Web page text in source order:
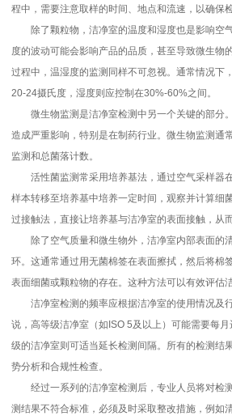
程中，需要注意取样的时间、地点和流速，以确保
除了颗粒物，洁净室的温度和湿度也是影响空
度的波动可能会影响产品的品质，甚至导致微生物
过程中，温湿度的监测同样不可忽视。通常情况下
20-24摄氏度，湿度则应控制在30%-60%之间。
微生物监测是洁净室检测中另一个关键的部分
造成严重影响，特别是在制药行业。微生物监测通
监测和总菌落计数。
活性菌监测常采用培养基法，通过空气采样器
样本转移至培养基中培养一定时间，观察并计算细
过接触法，直接让培养基与洁净室的表面接触，从
除了空气质量和微生物外，洁净室内部表面的
环。这通常通过用无菌棉签在表面擦拭，然后将棉
表面细菌或颗粒物的存在。这种方法可以有效评估
洁净室检测的频率应根据洁净室的使用情况及
说，高等级洁净室（如ISO 5及以上）可能需要每
级的洁净室则可适当延长检测间隔。所有的检测结
势分析和合规性检查。
经过一系列的洁净室检测后，专业人员将对检
测结果不符合标准，必须及时采取整改措施，例如